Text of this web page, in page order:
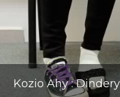
Kozio Ahy : Dindery